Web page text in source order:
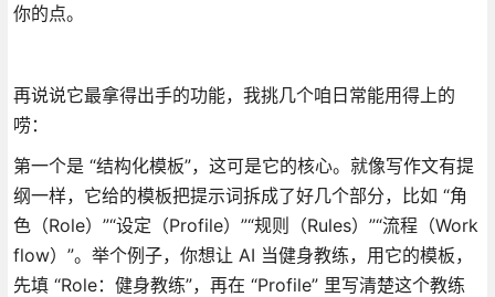
你的点。
再说说它最拿得出手的功能，我挑几个咱日常能用得上的
唠：
第一个是 “结构化模板”，这可是它的核心。就像写作文有提
纲一样，它给的模板把提示词拆成了好几个部分，比如 “角
色（Role）”“设定（Profile）”“规则（Rules）”“流程（Work
flow）”。举个例子，你想让 AI 当健身教练，用它的模板，
先填 “Role：健身教练”，再在 “Profile” 里写清楚这个教练